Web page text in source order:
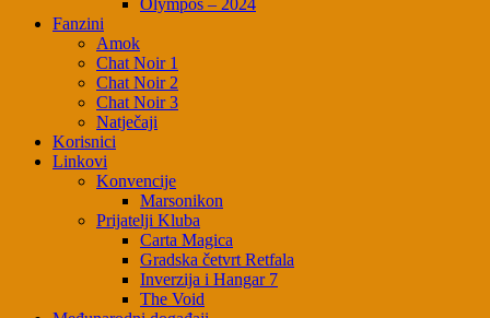
Olympos – 2024
Fanzini
Amok
Chat Noir 1
Chat Noir 2
Chat Noir 3
Natječaji
Korisnici
Linkovi
Konvencije
Marsonikon
Prijatelji Kluba
Carta Magica
Gradska četvrt Retfala
Inverzija i Hangar 7
The Void